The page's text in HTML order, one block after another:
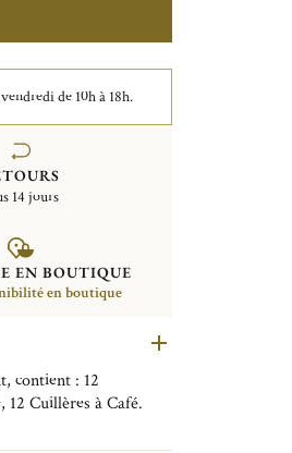
de 10h à 18h.
14 jours
EN BOUTIQUE
en boutique
contient : 12
12 Cuillères à Café.